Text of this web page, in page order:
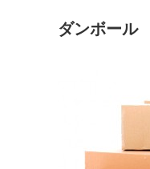
ダンボール